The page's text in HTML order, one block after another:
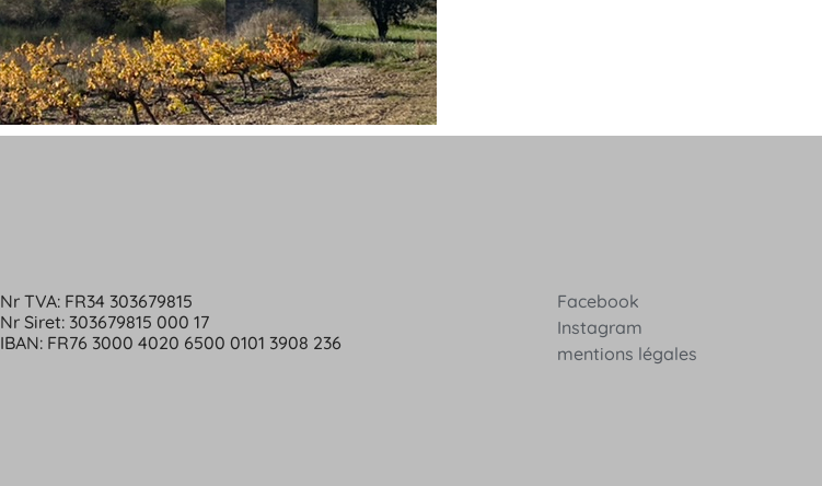
Nr TVA: FR34 303679815
Nr Siret: 303679815 000 17
IBAN: FR76 3000 4020 6500 0101 3908 236
Facebook
Instagram
mentions légales